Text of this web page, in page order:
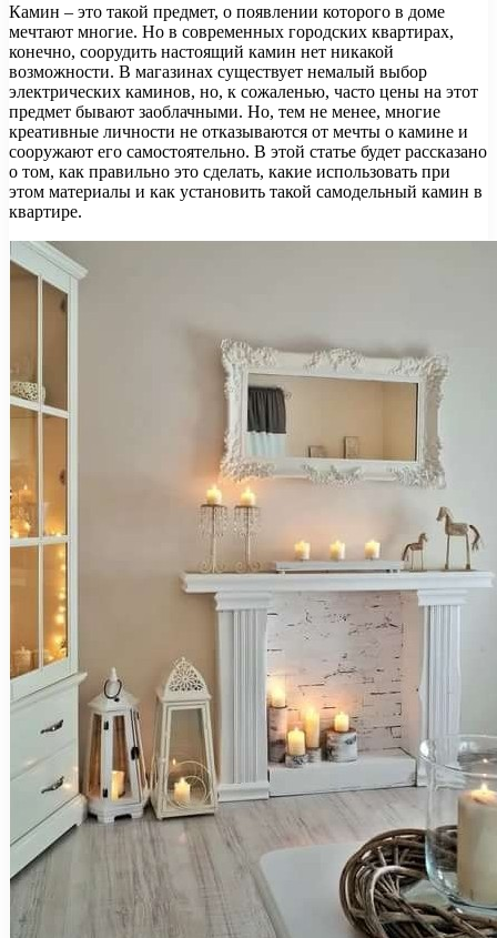
Камин – это такой предмет, о появлении которого в доме
мечтают многие. Но в современных городских квартирах,
конечно, соорудить настоящий камин нет никакой
возможности. В магазинах существует немалый выбор
электрических каминов, но, к сожаленью, часто цены на этот
предмет бывают заоблачными. Но, тем не менее, многие
креативные личности не отказываются от мечты о камине и
сооружают его самостоятельно. В этой статье будет рассказано
о том, как правильно это сделать, какие использовать при
этом материалы и как установить такой самодельный камин в
квартире.